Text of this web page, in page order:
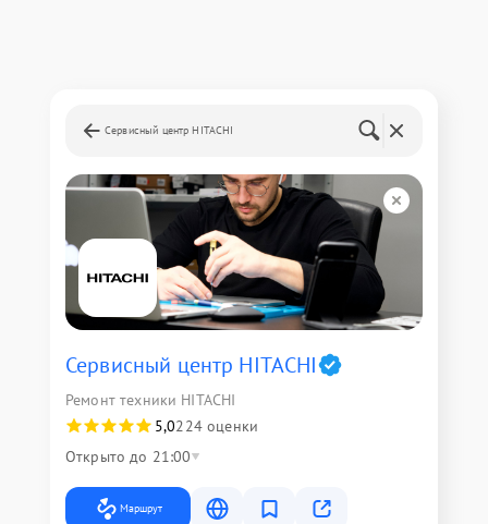
Сервисный центр HITACHI
Сервисный центр HITACHI
Ремонт техники HITACHI
5,0224 оценки
Открыто до 21:00
Маршрут